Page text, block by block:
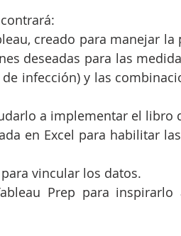
creado para manejar
deseadas para las
infección) y las
a implementar el libro
en Excel para habilitar
vincular los datos.
Prep para